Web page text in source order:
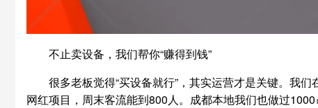
不止卖设备，我们帮你“赚得到钱”
很多老板觉得“买设备就行”，其实运营才是关键。我
网红项目，周末客流能到800人。成都本地我们也做过